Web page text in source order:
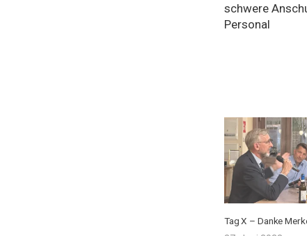
schwere
Personal
Tag X – Danke